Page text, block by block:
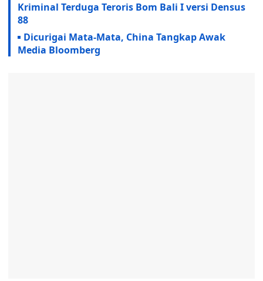
Kriminal Terduga Teroris Bom Bali I versi Densus
88
Dicurigai Mata-Mata, China Tangkap Awak
Media Bloomberg